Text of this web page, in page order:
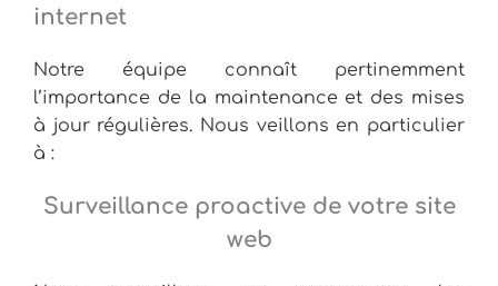
internet
Notre équipe connaît pertinemment
l’importance de la maintenance et des mises
à jour régulières. Nous veillons en particulier
à :
Surveillance proactive de votre site
web